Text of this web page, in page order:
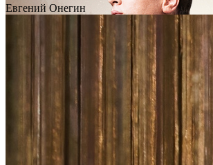
Евгений Онегин